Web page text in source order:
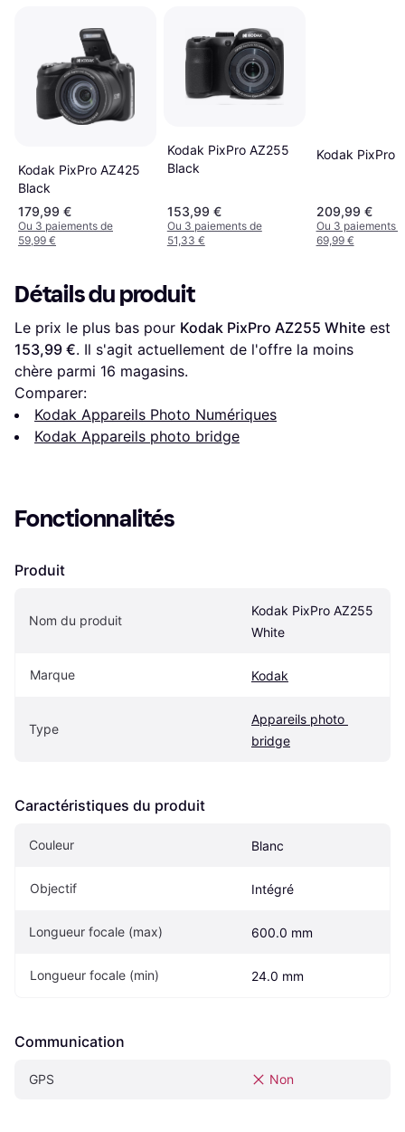
Kodak PixPro AZ425
Black
179,99 €
Ou 3 paiements de
59,99 €
Kodak PixPro AZ255
Black
153,99 €
Ou 3 paiements de
51,33 €
Kodak PixPro
209,99 €
Ou 3 paiements
69,99 €
Détails du produit
Le prix le plus bas pour Kodak PixPro AZ255 White
153,99 €. Il s'agit actuellement de l'offre la moins
chère parmi 16 magasins.
Comparer:
Kodak Appareils Photo Numériques
Kodak Appareils photo bridge
Fonctionnalités
Produit
Nom du produit
Kodak PixPro AZ255
White
Marque Kodak
Type
Appareils photo
bridge
Caractéristiques du produit
Couleur Blanc
Objectif Intégré
Longueur focale (max) 600.0 mm
Longueur focale (min) 24.0 mm
Communication
GPS Non